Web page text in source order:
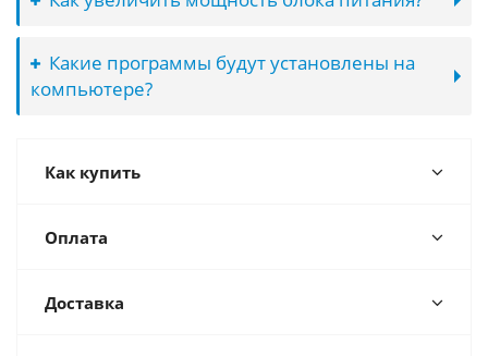
Какие программы будут установлены на
компьютере?
Как купить
Оплата
Доставка